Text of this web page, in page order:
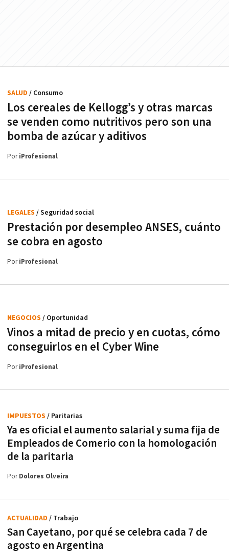
Los cereales de Kellogg’s y otras marcas
se venden como nutritivos pero son una
bomba de azúcar y aditivos
SALUD / Consumo
PoriProfesional
Prestación por desempleo ANSES, cuánto
se cobra en agosto
LEGALES / Seguridad social
PoriProfesional
Vinos a mitad de precio y en cuotas, cómo
conseguirlos en el Cyber Wine
NEGOCIOS / Oportunidad
PoriProfesional
Ya es oficial el aumento salarial y suma fija de
Empleados de Comerio con la homologación
de la paritaria
IMPUESTOS / Paritarias
PorDolores Olveira
San Cayetano, por qué se celebra cada 7 de
agosto en Argentina
ACTUALIDAD / Trabajo